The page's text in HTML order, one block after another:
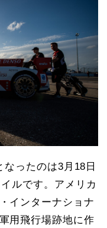
ったのは3月18日
ルです。アメリカ
インターナショナ
用飛行場跡地に作